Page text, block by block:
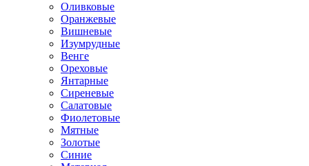
Оливковые
Оранжевые
Вишневые
Изумрудные
Венге
Ореховые
Янтарные
Сиреневые
Салатовые
Фиолетовые
Мятные
Золотые
Синие